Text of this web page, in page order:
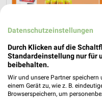
21,4
Angebote ab 05.08.
Noch morgen gültig
Sconto Möbel
Datenschutzeinstellungen
Durch Klicken auf die
Standardeinstellung nur für
beibehalten.
Wir und unsere Partner
einem Gerät zu, wie z. B.
Browserspeichern, um